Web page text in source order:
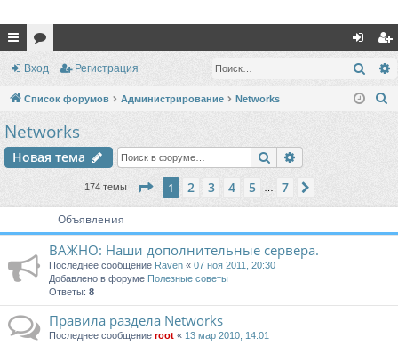
с
ы
и
ор хо
д
ег
ис
Вход Регистрация
Список форумов Администрирование Networks
Networks
Новая тема Поиск
174 темы Страница из 7
1 2 3 4 5 7
Объявления
ВАЖНО: Наши дополнительные сервера.
Последнее сообщение Raven « 07 ноя 2011, 20:30
Добавлено в форуме Полезные советы
Ответы: 8
Правила раздела Networks
Последнее сообщение root « 13 мар 2010, 14:01